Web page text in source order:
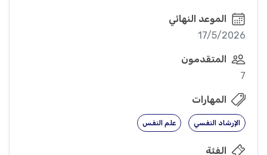
الموعد النهائي
17/5/2026
المتقدمون
7
المهارات
الإرشاد النفسي علم النفس
الفئة